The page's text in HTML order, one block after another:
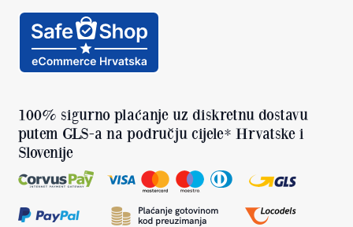
100% sigurno plaćanje uz diskretnu dostavu
putem GLS-a na području cijele* Hrvatske i
Slovenije